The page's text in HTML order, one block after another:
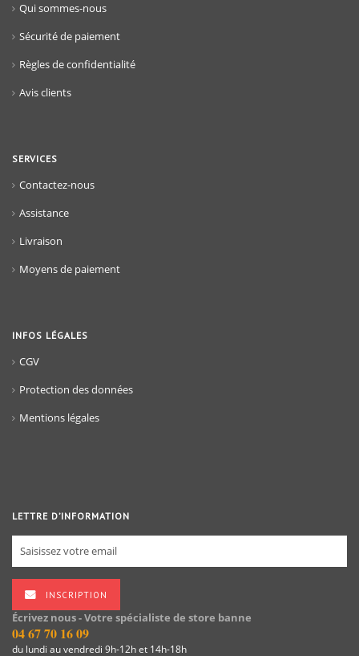
Qui sommes-nous
Sécurité de paiement
Règles de confidentialité
Avis clients
SERVICES
Contactez-nous
Assistance
Livraison
Moyens de paiement
INFOS LÉGALES
CGV
Protection des données
Mentions légales
LETTRE D’INFORMATION
INSCRIPTION
Écrivez nous - Votre spécialiste de store banne
04 67 70 16 09
du lundi au vendredi 9h-12h et 14h-18h